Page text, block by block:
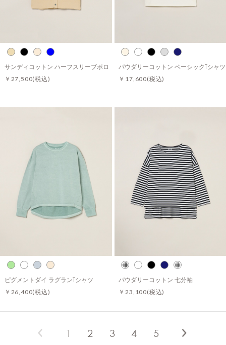
サンディコットン ハーフスリーブポロ
￥27,500(税込)
パウダリーコットン ベーシックTシャツ
￥17,600(税込)
ピグメントダイ ラグランTシャツ
￥26,400(税込)
パウダリーコットン 七分袖
￥23,100(税込)
1 2 3 4 5